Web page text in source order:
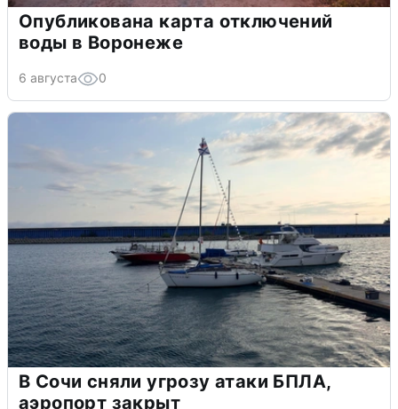
Опубликована карта отключений
воды в Воронеже
6 августа 0
В Сочи сняли угрозу атаки БПЛА,
аэропорт закрыт